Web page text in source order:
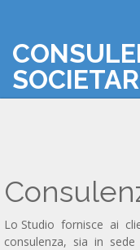
Lo Studio fornisce ai
consulenza, sia in